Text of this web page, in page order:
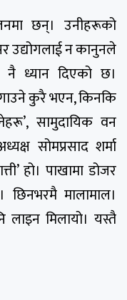
छन्। उनीहरूको
उद्योगलाई न कानुनले
नै ध्यान दिएको छ।
कुरै भएन, किनकि
सामुदायिक वन
सोमप्रसाद शर्मा
हो। पाखामा डोजर
मालामाल।
लाइन मिलायो। यस्तै